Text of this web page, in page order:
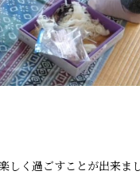
く過ごすことが出来ま